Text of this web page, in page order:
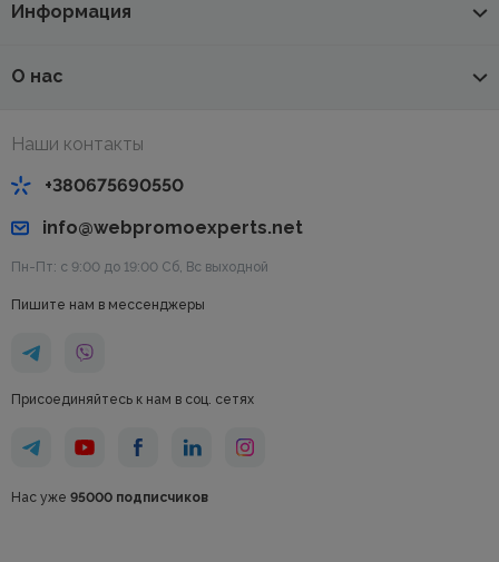
Информация
О нас
Наши контакты
+380675690550
info@webpromoexperts.net
Пн-Пт: с 9:00 до 19:00 Cб, Вс выходной
Пишите нам в мессенджеры
Присоединяйтесь к нам в соц. сетях
Нас уже 95000 подписчиков